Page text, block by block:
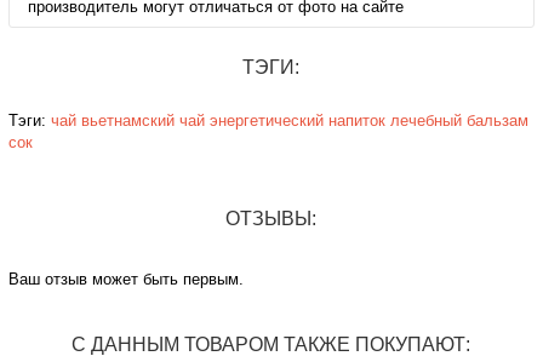
производитель могут отличаться от фото на сайте
ТЭГИ:
Тэги: чай вьетнамский чай энергетический напиток лечебный бальзам
сок
ОТЗЫВЫ:
Ваш отзыв может быть первым.
С ДАННЫМ ТОВАРОМ ТАКЖЕ ПОКУПАЮТ: